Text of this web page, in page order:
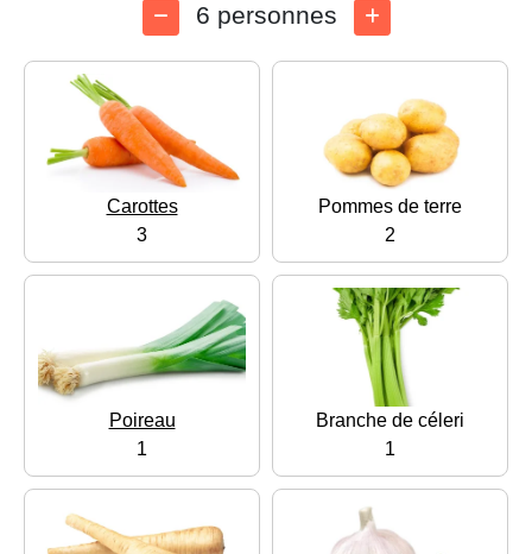
6 personnes
Carottes
3
Pommes de terre
2
Poireau
1
Branche de céleri
1